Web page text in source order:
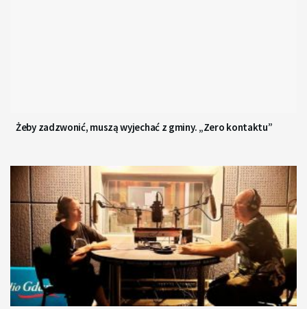
Żeby zadzwonić, muszą wyjechać z gminy. „Zero kontaktu”